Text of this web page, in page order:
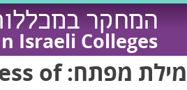
Skip
content
המחקר
Israeli Colleges
מילת מפתח:of